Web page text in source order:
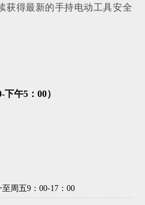
获得最新的手持电动工具安全
午5：00）
至周五9：00-17：00